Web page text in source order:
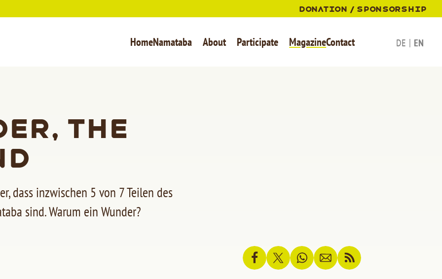
DONATION SPONSORSHIP
HomeNamataba About Participate MagazineContact DE EN
the
dass inzwischen 5 von 7 Teilen des
sind. Warum ein Wunder?